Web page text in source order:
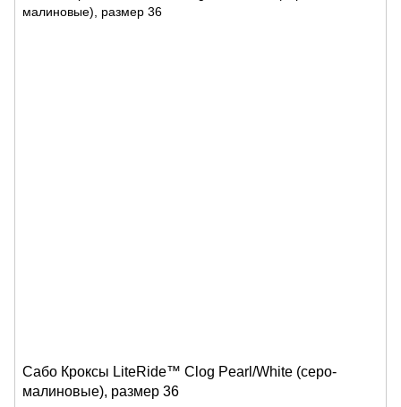
Сабо Кроксы LiteRide™ Clog Pearl/White (cеро-
малиновые), размер 36